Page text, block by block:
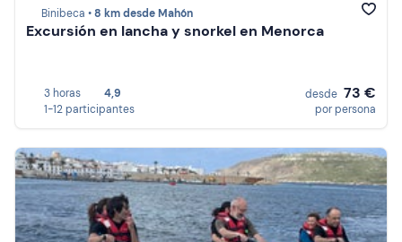
Binibeca •8 km desde Mahón
Excursión en lancha y snorkel en Menorca
3 horas
4,9
1-12 participantes
desde 73 €
por persona